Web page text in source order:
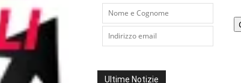
Ultime Notizie